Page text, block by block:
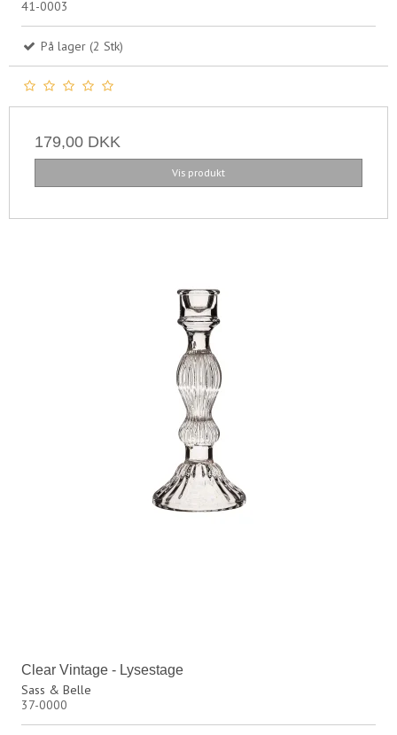
41-0003
På lager (2 Stk)
179,00 DKK
Vis produkt
Clear Vintage - Lysestage
Sass & Belle
37-0000